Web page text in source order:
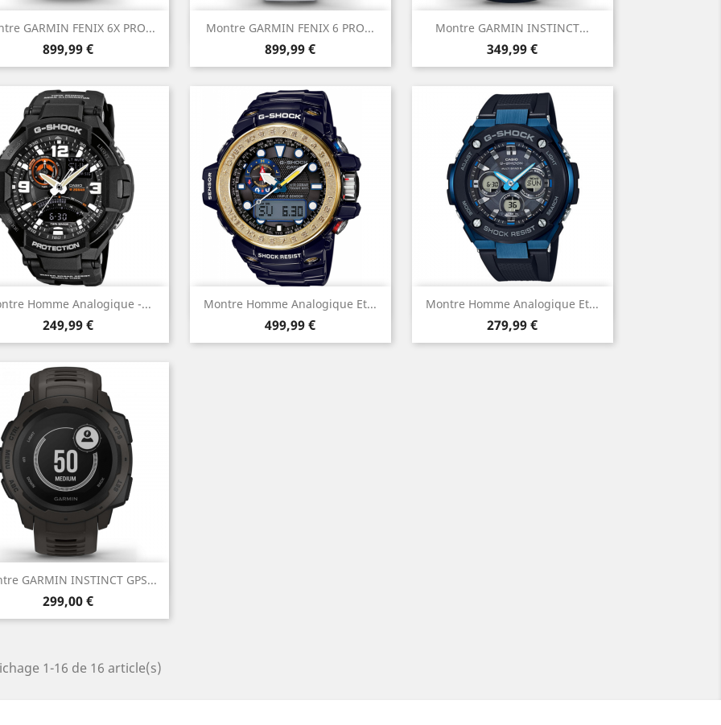
GARMIN FENIX 6X PRO...
Prix
899,99 €
Aperçu rapide Montre GARMIN FENIX 6 PRO...
Prix
899,99 €
Aperçu rapide Montre GARMIN INSTINCT...
Prix
349,99 €
 Aperçu rapide
Homme Analogique -...
Prix
249,99 €
Aperçu rapide
Noir
Montre Homme Analogique Et...
Prix
499,99 €
Aperçu rapide Montre Homme Analogique Et...
Prix
279,99 €
Aperçu rapide
Bleu
GARMIN INSTINCT GPS...
Prix
299,00 €
Aperçu rapide
1-16 de 16 article(s)